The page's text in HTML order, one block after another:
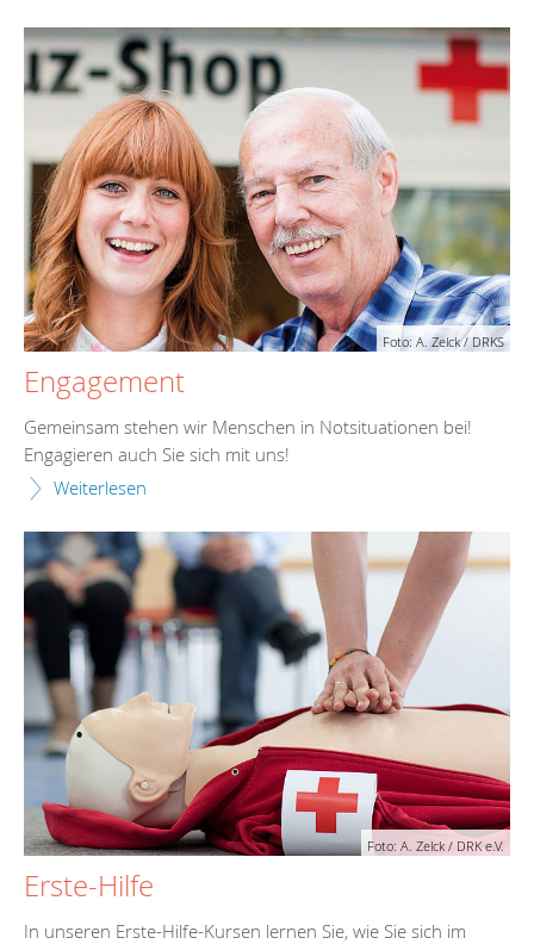
Foto: A. Zelck / DRKS
Engagement
Gemeinsam stehen wir Menschen in Notsituationen bei!
Engagieren auch Sie sich mit uns!
Weiterlesen
Foto: A. Zelck / DRK e.V.
Erste-Hilfe
In unseren Erste-Hilfe-Kursen lernen Sie, wie Sie sich im